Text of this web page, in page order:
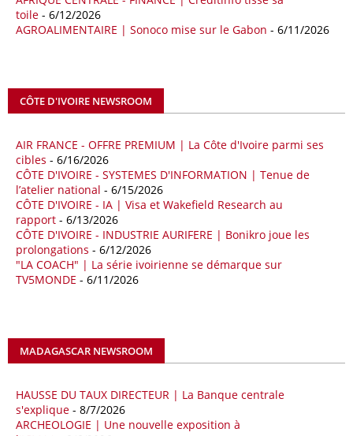
Méditerranée, dans un contexte marqué par des tensions
géopolitiques internationales et des perturbations sur le marché
mondial du gaz. Réunis à Rome le jeudi 7 mai, la Première ministre
coopération et les investissements dans le secteur énergétique. Cette
séquence survient alors que Rome cherche à réduire son exposition
18/04/26 ALGERIE - BP
La multinationale BP signe son retour en Algérie où un permis de
prospection d’hydrocarbures dans le bassin oriental lui a été attribué
par l’Agence nationale pour la valorisation des ressources en
hydrocarbures (ALNAFT). L’information rendue publique mercredi 15
avril par l’institution, intervient dans le cadre de sa politique de relance
de l’exploration. Le périmètre concerné se situe dans une zone de
l’est du pays jugée peu explorée malgré son potentiel. BP pourra y
lancer ses premières opérations de prospection sur le terrain portant
18/04/26 OUGANDA - CITIBANK
américaine Citibank pour arranger la mobilisation des financements
nécessaires à la construction du chemin de fer à écartement standard
(SGR) qui devrait relier la capitale Kampala à la frontière avec le
toile - 6/12/2026
AGROALIMENTAIRE | Sonoco mise sur le Gabon - 6/11/2026
CÔTE D'IVOIRE NEWSROOM
AIR FRANCE - OFFRE PREMIUM | La Côte d'Ivoire parmi ses
cibles - 6/16/2026
CÔTE D'IVOIRE - SYSTEMES D'INFORMATION | Tenue de
l’atelier national - 6/15/2026
CÔTE D'IVOIRE - IA | Visa et Wakefield Research au
rapport - 6/13/2026
CÔTE D'IVOIRE - INDUSTRIE AURIFERE | Bonikro joue les
prolongations - 6/12/2026
"LA COACH" | La série ivoirienne se démarque sur
TV5MONDE - 6/11/2026
MADAGASCAR NEWSROOM
HAUSSE DU TAUX DIRECTEUR | La Banque centrale
s'explique - 8/7/2026
ARCHEOLOGIE | Une nouvelle exposition à